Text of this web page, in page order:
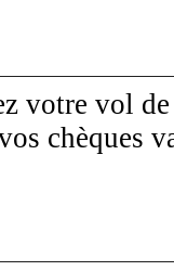
votre vol
chèques